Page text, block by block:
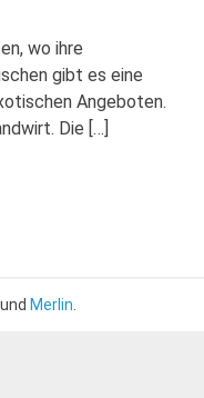
wo ihre
gibt es eine
Angeboten.
Die […]
und Merlin